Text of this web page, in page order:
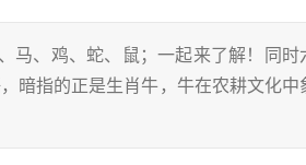
马、鸡、蛇、鼠；一起来了解！同时
暗指的正是生肖牛，牛在农耕文化中